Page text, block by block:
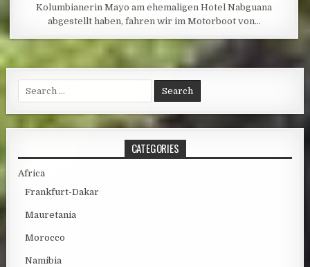
Kolumbianerin Mayo am ehemaligen Hotel Nabguana
abgestellt haben, fahren wir im Motorboot von…
Search for:
CATEGORIES
Africa
Frankfurt-Dakar
Mauretania
Morocco
Namibia